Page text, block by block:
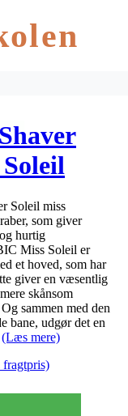
– 4
Soleil miss
som giver
hurtig
Miss Soleil er
et hoved, som har
giver en væsentlig
skånsom
sammen med den
bane, udgør det en
(Læs mere)
fragtpris)